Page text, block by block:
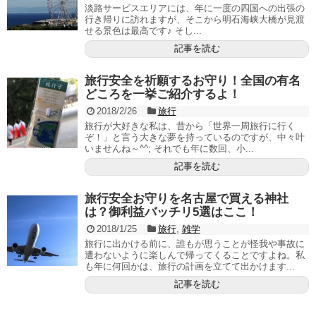
淡路サービスエリアには、年に一度の四国への出張の
行き帰りに訪れますが、そこから明石海峡大橋が見渡
せる景色は最高です♪ そし...
記事を読む
旅行安全を祈願するお守り！全国の有名
どころを一挙ご紹介するよ！
2018/2/26
旅行
旅行が大好きな私は、昔から「世界一周旅行に行く
ぞ！」と言う大きな夢を持っているのですが、中々叶
いませんね～^^; それでも年に数回、小...
記事を読む
旅行安全お守りを名古屋で買える神社
は？御利益バッチリ5選はここ！
2018/1/25 旅行, 雑学
旅行に出かける前に、誰もが思うことが怪我や事故に
遭わないように楽しんで帰ってくることですよね。私
も年に何回かは、旅行の計画を立てて出かけます...
記事を読む